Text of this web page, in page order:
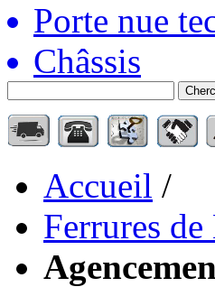
Porte nue
Châssis
Accueil /
Ferrures